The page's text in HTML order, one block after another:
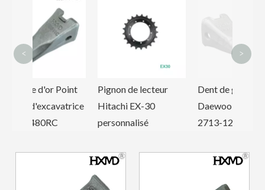
Pignon de lecteur
Hitachi EX-30
personnalisé
Dent de godet forgée
Daewoo DH220
2713-1217RC
< >